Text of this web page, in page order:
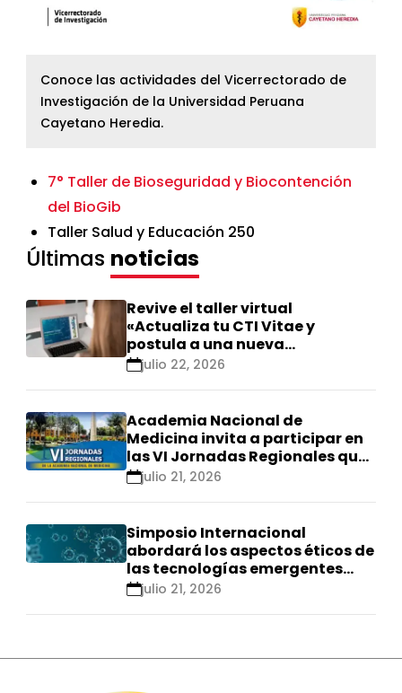
Conoce las actividades del Vicerrectorado de
Investigación de la Universidad Peruana
Cayetano Heredia.
7° Taller de Bioseguridad y Biocontención
del BioGib
Taller Salud y Educación 250
Últimas noticias
Revive el taller virtual
«Actualiza tu CTI Vitae y
postula a una nueva
calificación Renacyt»
julio 22, 2026
Academia Nacional de
Medicina invita a participar en
las VI Jornadas Regionales que
se realizarán en Ica
julio 21, 2026
Simposio Internacional
abordará los aspectos éticos de
las tecnologías emergentes
para el control de
julio 21, 2026